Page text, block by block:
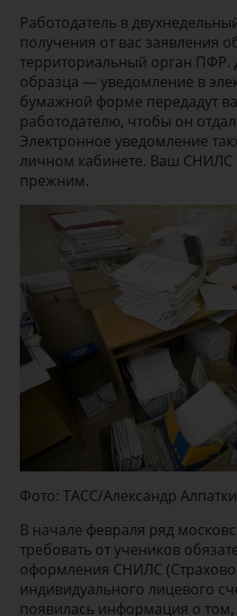
Работодатель в
получения от вас заявления
территориальный орган ПФР.
образца — уведомление в
бумажной форме передадут
работодателю, чтобы он
Электронное уведомление
личном кабинете. Ваш СНИЛС
прежним.
Фото: ТАСС/Александр
В начале февраля ряд
требовать от учеников
оформления СНИЛС
индивидуального лицевого
появилась информация о том,